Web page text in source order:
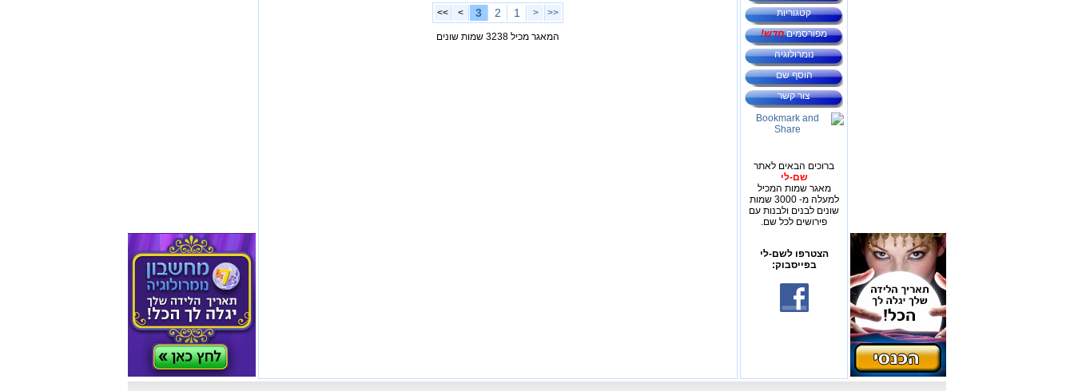
קטגוריות
מפורסמיםחדש!
נומרולוגיה
הוסף שם
צור קשר
ברוכים הבאים לאתר
שם-לי
מאגר שמות המכיל
למעלה מ- 3000 שמות
שונים לבנים ולבנות עם
פירושים לכל שם.
הצטרפו לשם-לי
בפייסבוק:
<<
<
1
2
3
>
>>
המאגר מכיל 3238 שמות שונים